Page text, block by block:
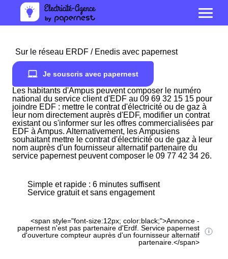
Sur le réseau ERDF / Enedis avec papernest
Je souscris avec papernest
Les habitants d'Ampus peuvent composer le numéro
national du service client d'EDF au 09 69 32 15 15 pour
joindre EDF : mettre le contrat d'électricité ou de gaz à
leur nom directement auprès d'EDF, modifier un contrat
existant ou s'informer sur les offres commercialisées par
EDF à Ampus. Alternativement, les Ampusiens
souhaitant mettre le contrat d'électricité ou de gaz à leur
nom auprès d'un fournisseur alternatif partenaire du
service papernest peuvent composer le 09 77 42 34 26.
Simple et rapide : 6 minutes suffisent
Service gratuit et sans engagement
<span style="font-size:12px; color:black;">Annonce -
papernest n'est pas partenaire d'Erdf. Service papernest
d'ouverture compteur auprès d'un fournisseur alternatif
partenaire.</span>